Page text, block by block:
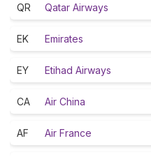
QR Qatar Airways
EK Emirates
EY Etihad Airways
CA Air China
AF Air France